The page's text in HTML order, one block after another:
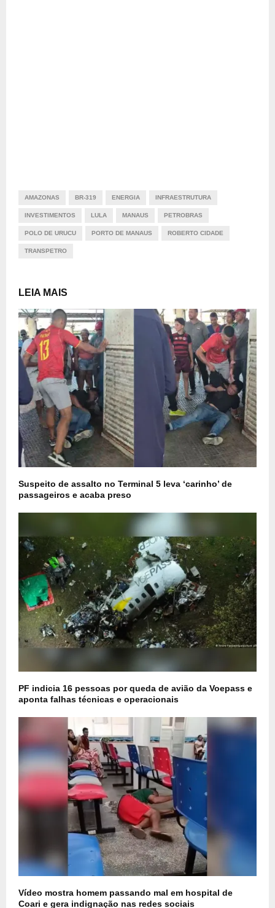
AMAZONAS BR-319 ENERGIA INFRAESTRUTURA
INVESTIMENTOS LULA MANAUS PETROBRAS
POLO DE URUCU PORTO DE MANAUS ROBERTO CIDADE
TRANSPETRO
LEIA MAIS
Suspeito de assalto no Terminal 5 leva ‘carinho’ de
passageiros e acaba preso
PF indicia 16 pessoas por queda de avião da Voepass e
aponta falhas técnicas e operacionais
Vídeo mostra homem passando mal em hospital de
Coari e gera indignação nas redes sociais